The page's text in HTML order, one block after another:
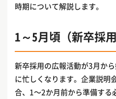
時期について解説します。
1～5月頃（新卒採用
新卒採用の広報活動が3月か
に忙しくなります。企業説明
合、1〜2か月前から準備する